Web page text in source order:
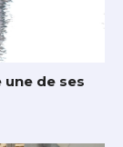
une de ses